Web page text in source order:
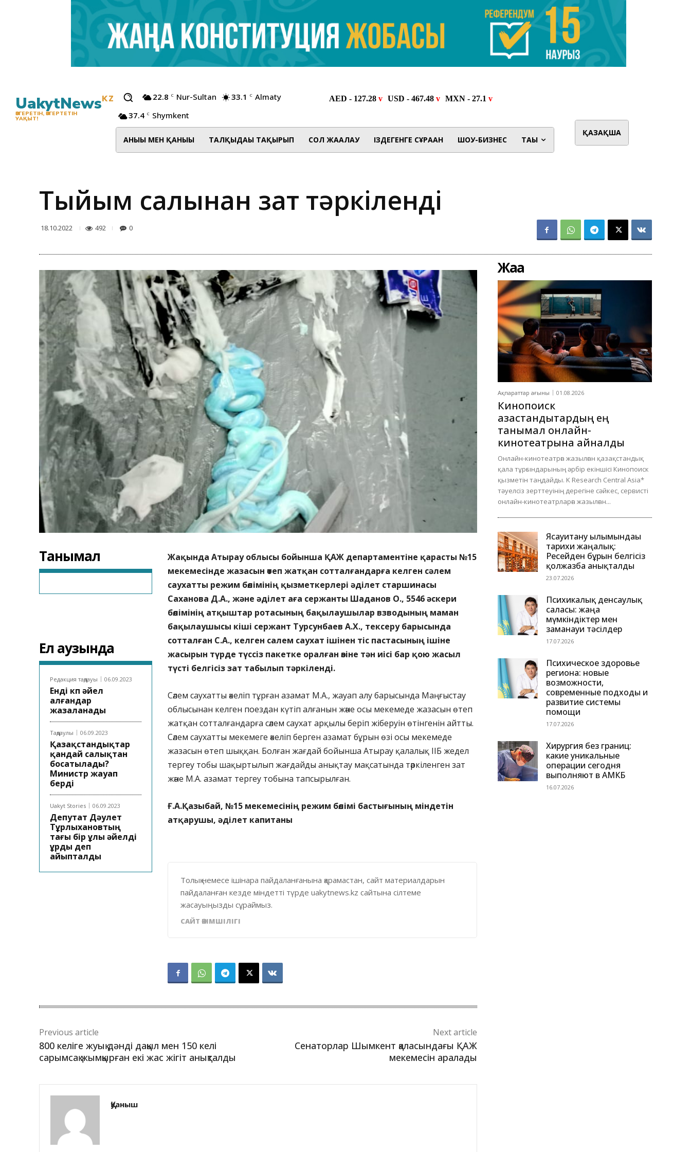
UakytNewsKZ
ӨЗГЕРЕТІН, ӨЗГЕРТЕТІН
УАҚЫТ!
22.8 C Nur-Sultan 33.1 C Almaty
37.4 C Shymkent
АНЫҒЫ МЕН ҚАНЫҒЫ ТАЛҚЫДАҒЫ ТАҚЫРЫП СОЛ ЖАҒАЛАУ ІЗДЕГЕНГЕ СҰРАҒАН ШОУ-БИЗНЕС ТАҒЫ
ҚАЗАҚША
Тыйым салынған зат тәркіленді
18.10.2022 492 0
Танымал
Ел аузында
Редакция таңдауы 06.09.2023
Енді көп әйел
алғандар
жазаланады
Таңдаулы 06.09.2023
Қазақстандықтар
қандай салықтан
босатылады?
Министр жауап
берді
Uakyt Stories 06.09.2023
Депутат Дәулет
Тұрлыхановтың
тағы бір ұлы әйелді
ұрды деп
айыпталды
Жақында Атырау облысы бойынша ҚАЖ департаментіне қарасты №15
мекемесінде жазасын өтеп жатқан сотталғандарға келген сәлем
саухатты режим бөлімінің қызметкерлері әділет старшинасы
Саханова Д.А., және әділет аға сержанты Шаданов О., 5546 әскери
бөлімінің атқыштар ротасының бақылаушылар взводының маман
бақылаушысы кіші сержант Турсунбаев А.Х., тексеру барысында
сотталған С.А., келген салем саухат ішінен тіс пастасының ішіне
жасырын түрде түссіз пакетке оралған өзіне тән иісі бар қою жасыл
түсті белгісіз зат табылып тәркіленді.
Сәлем саухатты әкеліп тұрған азамат М.А., жауап алу барысында Маңғыстау
облысынан келген поездан күтіп алғанын және осы мекемеде жазасын өтеп
жатқан сотталғандарға сәлем саухат арқылы беріп жіберуін өтінгенін айтты.
Сәлем саухатты мекемеге әкеліп берген азамат бұрын өзі осы мекемеде
жазасын өтеп шыққан. Болған жағдай бойынша Атырау қалалық ІІБ жедел
тергеу тобы шақыртылып жағдайды анықтау мақсатында тәркіленген зат
және М.А. азамат тергеу тобына тапсырылған.
Ғ.А.Қазыбай, №15 мекемесінің режим бөлімі бастығының міндетін
атқарушы, әділет капитаны
Толық немесе ішінара пайдаланғанына қарамастан, сайт материалдарын
пайдаланған кезде міндетті түрде uakytnews.kz сайтына сілтеме
жасауыңызды сұраймыз.
САЙТ ӘКІМШІЛІГІ
Previous article
800 келіге жуық дәнді дақыл мен 150 келі
сарымсақ жымқырған екі жас жігіт анықталды
Next article
Сенаторлар Шымкент қаласындағы ҚАЖ
мекемесін аралады
Қуаныш
Жаңа
Ақпараттар ағыны 01.08.2026
Кинопоиск
қазақстандықтардың ең
танымал онлайн-
кинотеатрына айналды
Онлайн-кинотеатрға жазылған қазақстандық
қала тұрғындарының әрбір екіншісі Кинопоиск
қызметін таңдайды. K Research Central Asia*
тәуелсіз зерттеуінің дерегіне сәйкес, сервисті
онлайн-кинотеатрларға жазылған...
Ясауитану ғылымындағы
тарихи жаңалық:
Ресейден бұрын белгісіз
қолжазба анықталды
23.07.2026
Психикалық денсаулық
саласы: жаңа
мүмкіндіктер мен
заманауи тәсілдер
17.07.2026
Психическое здоровье
региона: новые
возможности,
современные подходы и
развитие системы
помощи
17.07.2026
Хирургия без границ:
какие уникальные
операции сегодня
выполняют в АМКБ
16.07.2026